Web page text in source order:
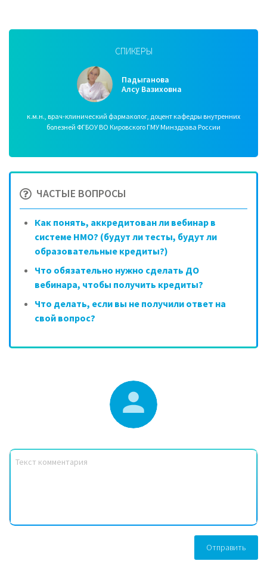
СПИКЕРЫ
Падыганова
Алсу Вазиховна
к.м.н., врач-клинический фармаколог, доцент кафедры внутренних
болезней ФГБОУ ВО Кировского ГМУ Минздрава России
ЧАСТЫЕ ВОПРОСЫ
Как понять, аккредитован ли вебинар в
системе НМО? (будут ли тесты, будут ли
образовательные кредиты?)
Что обязательно нужно сделать ДО
вебинара, чтобы получить кредиты?
Что делать, если вы не получили ответ на
свой вопрос?
Отправить